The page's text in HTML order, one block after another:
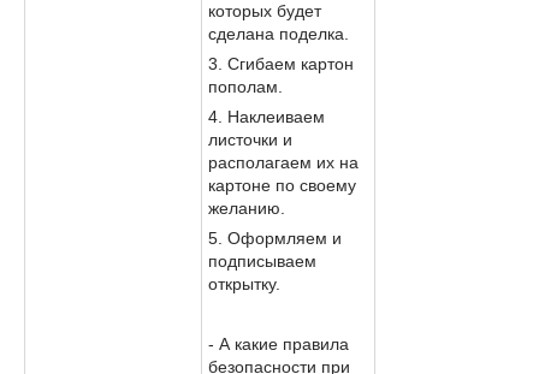
которых будет
сделана поделка.
3. Сгибаем картон
пополам.
4. Наклеиваем
листочки и
располагаем их на
картоне по своему
желанию.
5. Оформляем и
подписываем
открытку.
- А какие правила
безопасности при